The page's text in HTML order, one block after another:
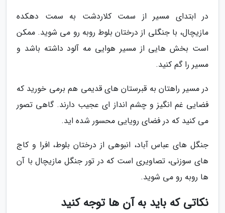
در ابتدای مسیر از سمت کلاردشت به سمت دهکده
مازیچال، با جنگلی از درختان بلوط روبه رو می شوید. ممکن
است بخش هایی از مسیر هوایی مه آلود داشته باشد و
مسیر را گم کنید.
در مسیر راهتان به قبرستان های قدیمی هم برمی خورید که
فضایی غم انگیز و چشم انداز ای عجیب دارند. گاهی تصور
می کنید که در فضای رویایی محسور شده اید.
جنگل های عباس آباد، انبوهی از درختان بلوط، افرا و کاج
های سوزنی، تصاویری است که در تور جنگل مازیچال با آن
ها روبه رو می شوید.
نکاتی که باید به آن ها توجه کنید